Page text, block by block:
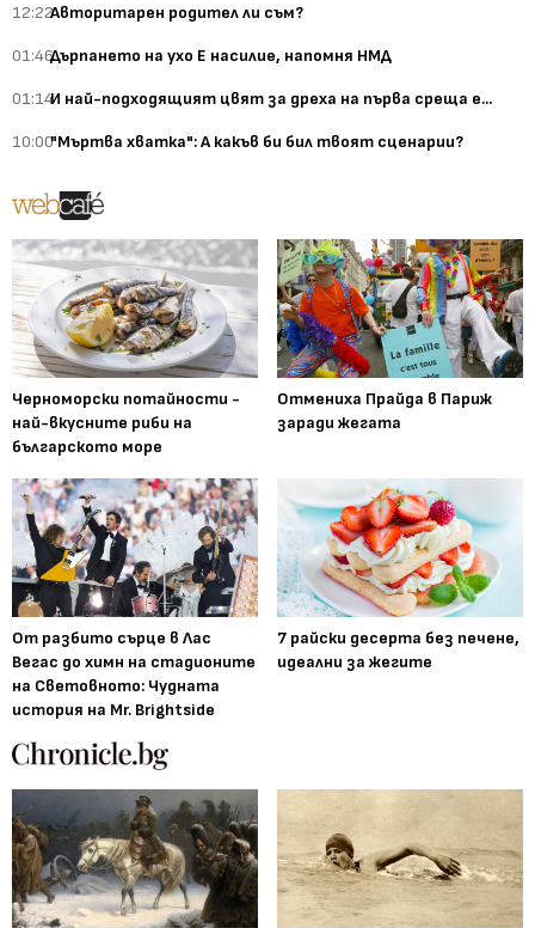
12:22Авторитарен родител ли съм?
01:46Дърпането на ухо Е насилие, напомня НМД
01:14И най-подходящият цвят за дреха на първа среща е...
10:00"Мъртва хватка": А какъв би бил твоят сценарии?
Черноморски потайности -
най-вкусните риби на
българското море
Отмениха Прайда в Париж
заради жегата
От разбито сърце в Лас
Вегас до химн на стадионите
на Световното: Чудната
история на Mr. Brightside
7 райски десерта без печене,
идеални за жегите